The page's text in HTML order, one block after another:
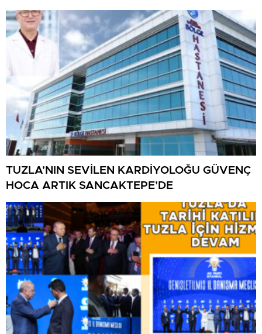
TUZLA’NIN SEVİLEN KARDİYOLOĞU GÜVENÇ
HOCA ARTIK SANCAKTEPE’DE